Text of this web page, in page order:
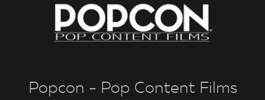
Popcon - Pop Content Films